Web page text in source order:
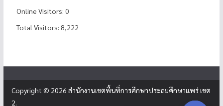
Online Visitors: 0
Total Visitors: 8,222
Copyright © 2026 สำนักงานเขตพื้นที่การศึกษาประถมศึกษาแพร่ เขต
2.